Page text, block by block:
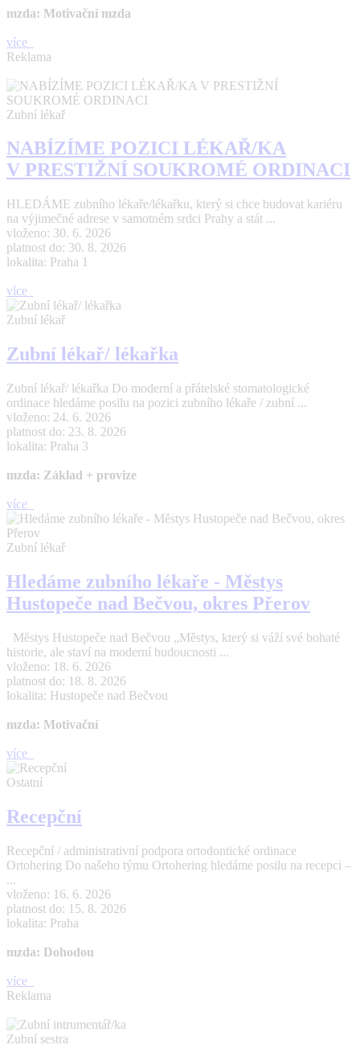
mzda: Motivační mzda
více
Reklama
Zubní lékař
NABÍZÍME POZICI LÉKAŘ/KA
V PRESTIŽNÍ SOUKROMÉ ORDINACI
HLEDÁME zubního lékaře/lékařku, který si chce budovat kariéru
na výjimečné adrese v samotném srdci Prahy a stát ...
vloženo: 30. 6. 2026
platnost do: 30. 8. 2026
lokalita: Praha 1
více
Zubní lékař
Zubní lékař/ lékařka
Zubní lékař/ lékařka Do moderní a přátelské stomatologické
ordinace hledáme posilu na pozici zubního lékaře / zubní ...
vloženo: 24. 6. 2026
platnost do: 23. 8. 2026
lokalita: Praha 3
mzda: Základ + provize
více
Zubní lékař
Hledáme zubního lékaře - Městys
Hustopeče nad Bečvou, okres Přerov
Městys Hustopeče nad Bečvou „Městys, který si váží své bohaté
historie, ale staví na moderní budoucnosti ...
vloženo: 18. 6. 2026
platnost do: 18. 8. 2026
lokalita: Hustopeče nad Bečvou
mzda: Motivační
více
Ostatní
Recepční
Recepční / administrativní podpora ortodontické ordinace
Ortohering Do našeho týmu Ortohering hledáme posilu na recepci –
...
vloženo: 16. 6. 2026
platnost do: 15. 8. 2026
lokalita: Praha
mzda: Dohodou
více
Reklama
Zubní sestra